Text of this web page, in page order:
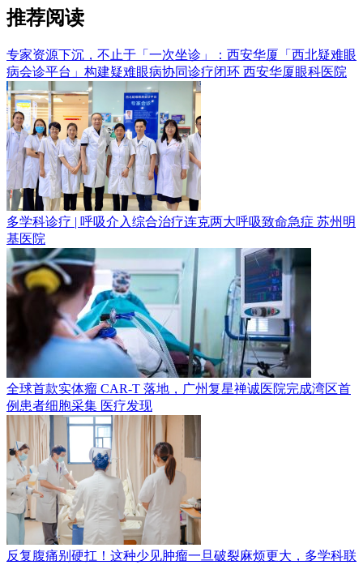
推荐阅读
专家资源下沉，不止于「一次坐诊」：西安华厦「西北疑难眼
病会诊平台」构建疑难眼病协同诊疗闭环 西安华厦眼科医院
多学科诊疗 | 呼吸介入综合治疗连克两大呼吸致命急症 苏州明
基医院
全球首款实体瘤 CAR-T 落地，广州复星禅诚医院完成湾区首
例患者细胞采集 医疗发现
反复腹痛别硬扛！这种少见肿瘤一旦破裂麻烦更大，多学科联